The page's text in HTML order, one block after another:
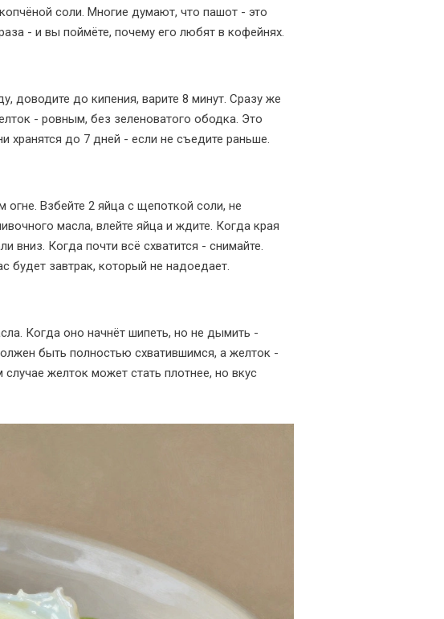
соли. Многие думают, что пашот - это
- и вы поймёте, почему его любят в кофейнях.
доводите до кипения, варите 8 минут. Сразу же
- ровным, без зеленоватого ободка. Это
хранятся до 7 дней - если не съедите раньше.
Взбейте 2 яйца с щепоткой соли, не
масла, влейте яйца и ждите. Когда края
вниз. Когда почти всё схватится - снимайте.
будет завтрак, который не надоедает.
Когда оно начнёт шипеть, но не дымить -
быть полностью схватившимся, а желток -
желток может стать плотнее, но вкус